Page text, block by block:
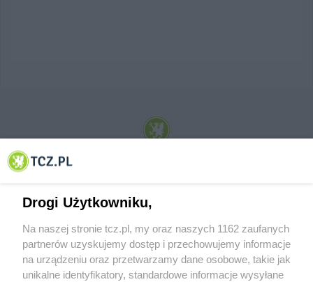
© 2001-2026 Tczew - TCZ.PL Sp. z o.o. Internetowy Serwis Informacyjny Miasta
Drogi Użytkowniku,
Na naszej stronie tcz.pl, my oraz naszych 1162 zaufanych
partnerów uzyskujemy dostęp i przechowujemy informacje
na urządzeniu oraz przetwarzamy dane osobowe, takie jak
unikalne identyfikatory, standardowe informacje wysyłane